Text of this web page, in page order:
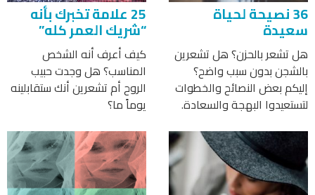
36 نصيحة لحياة
سعيدة
هل تشعر بالحزن؟ هل تشعرين
بالشجن بدون سبب واضح؟
إليكم بعض النصائح والخطوات
لتستعيدوا البهجة والسعادة.
25 علامة تخبرك بأنه
“شريك العمر كله”
كيف أعرف أنه الشخص
المناسب؟ هل وجدت حبيب
الروح أم تشعرين أنك ستقابلينه
يوماً ما؟